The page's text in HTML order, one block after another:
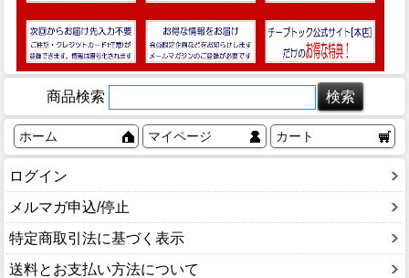
商品検索
ホーム マイページ カート
ログイン
メルマガ申込/停止
特定商取引法に基づく表示
送料とお支払い方法について